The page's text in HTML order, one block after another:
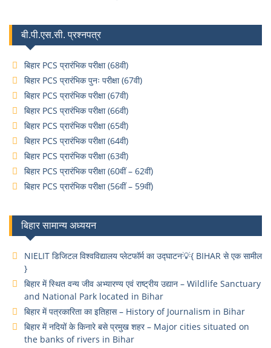
बी.पी.एस.सी. प्रश्नपत्र
बिहार PCS प्रारंभिक परीक्षा (68वी)
बिहार PCS प्रारंभिक पुनः परीक्षा (67वी)
बिहार PCS प्रारंभिक परीक्षा (67वी)
बिहार PCS प्रारंभिक परीक्षा (66वी)
बिहार PCS प्रारंभिक परीक्षा (65वी)
बिहार PCS प्रारंभिक परीक्षा (64वी)
बिहार PCS प्रारंभिक परीक्षा (63वी)
बिहार PCS प्रारंभिक परीक्षा (60वीं – 62वीं)
बिहार PCS प्रारंभिक परीक्षा (56वीं – 59वीं)
बिहार सामान्य अध्ययन
NIELIT डिजिटल विश्वविद्यालय प्लेटफॉर्म का उद्घाटन💡{ BIHAR से एक सामील
}
बिहार में स्थित वन्य जीव अभ्यारण्य एवं राष्ट्रीय उद्यान – Wildlife Sanctuary
and National Park located in Bihar
बिहार में पत्रकारिता का इतिहास – History of Journalism in Bihar
बिहार में नदियों के किनारे बसे प्रमुख शहर – Major cities situated on
the banks of rivers in Bihar